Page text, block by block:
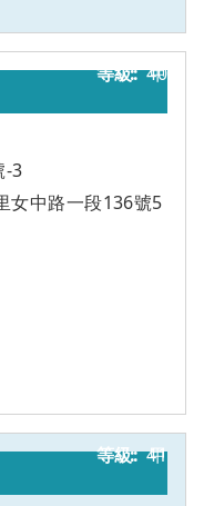
40
-3
女中路一段136號5
甲
41
甲